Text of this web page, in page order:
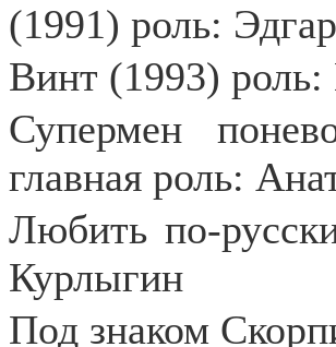
(1991) роль: Эдгар
Винт (1993) роль:
Супермен
главная роль:
Любить по-
Курлыгин
Под знаком